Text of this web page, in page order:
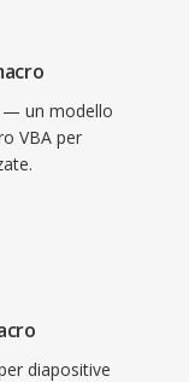
— un modello
VBA per
diapositive